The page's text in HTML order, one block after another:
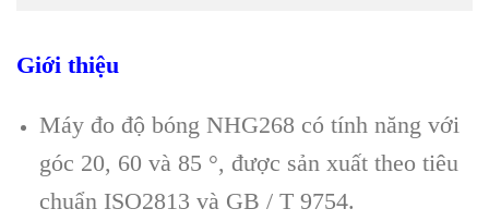
Giới thiệu
Máy đo độ bóng NHG268 có tính năng với
góc 20, 60 và 85 °, được sản xuất theo tiêu
chuẩn ISO2813 và GB / T 9754.